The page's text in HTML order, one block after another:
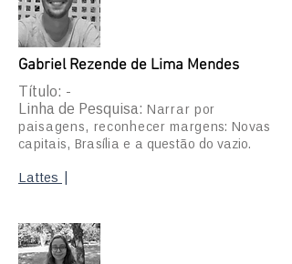
Gabriel Rezende de Lima Mendes
Título: -
Linha de Pesquisa:
Narrar por
paisagens, reconhecer margens: Novas
capitais, Brasília e a questão do vazio.
Lattes